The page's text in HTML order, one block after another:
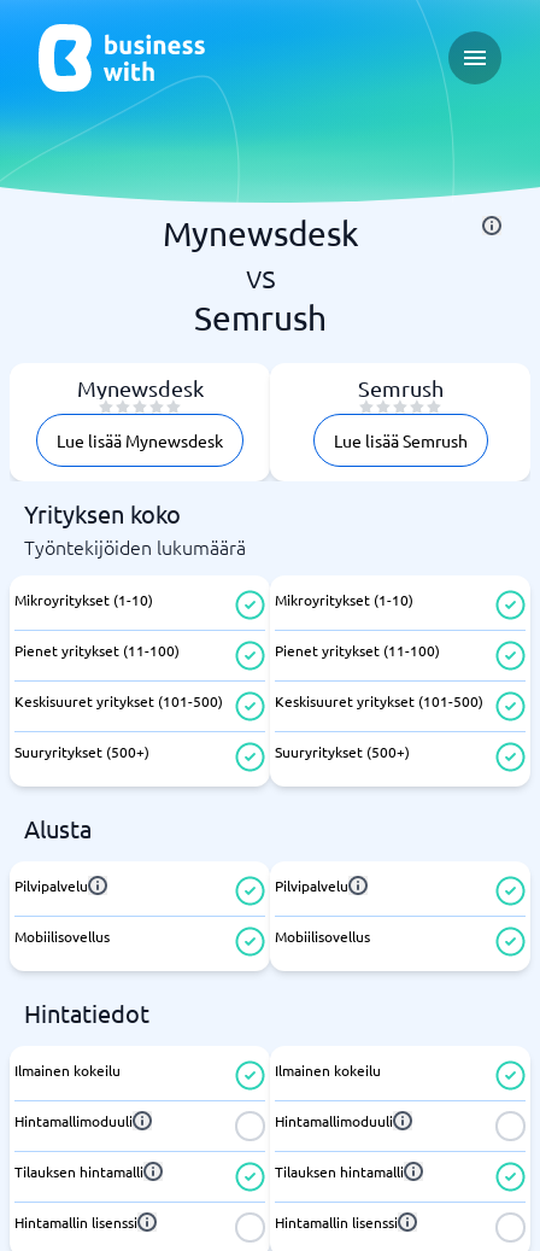
Open
Mynewsdesk
vs
Semrush
Mynewsdesk
Lue lisää Mynewsdesk
Semrush
Lue lisää Semrush
Yrityksen koko
Työntekijöiden lukumäärä
Mikroyritykset (1-10)
Pienet yritykset (11-100)
Keskisuuret yritykset (101-500)
Suuryritykset (500+)
Mikroyritykset (1-10)
Pienet yritykset (11-100)
Keskisuuret yritykset (101-500)
Suuryritykset (500+)
Alusta
Pilvipalvelu
Mobiilisovellus
Pilvipalvelu
Mobiilisovellus
Hintatiedot
Ilmainen kokeilu
Hintamallimoduuli
Tilauksen hintamalli
Hintamallin lisenssi
Ilmainen kokeilu
Hintamallimoduuli
Tilauksen hintamalli
Hintamallin lisenssi